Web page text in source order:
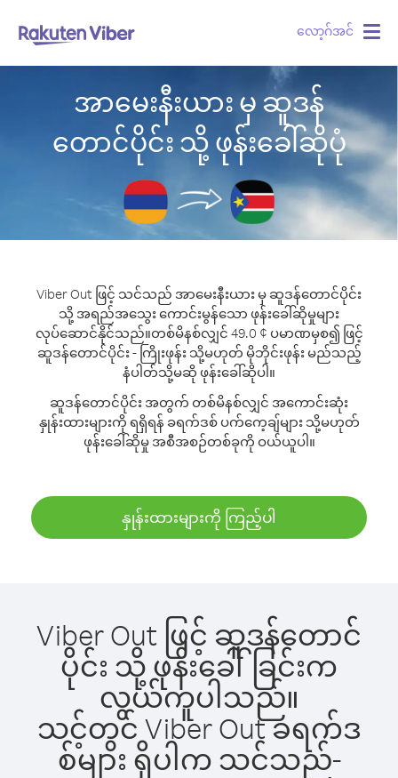
လော့ဂ်အင်
အာမေးနီးယား မှ ဆူဒန်
တောင်ပိုင်း သို့ ဖုန်းခေါ်ဆိုပုံ
Viber Out ဖြင့် သင်သည် အာမေးနီးယား မှ ဆူဒန်တောင်ပိုင်း
သို့ အရည်အသွေး ကောင်းမွန်သော ဖုန်းခေါ်ဆိုမှုများ
လုပ်ဆောင်နိုင်သည်။တစ်မိနစ်လျှင် 49.0 ¢ ပမာဏမှစ၍ ဖြင့်
ဆူဒန်တောင်ပိုင်း - ကြိုးဖုန်း သို့မဟုတ် မိုဘိုင်းဖုန်း မည်သည့်
နံပါတ်သို့မဆို ဖုန်းခေါ်ဆိုပါ။
ဆူဒန်တောင်ပိုင်း အတွက် တစ်မိနစ်လျှင် အကောင်းဆုံး
နှုန်းထားများကို ရရှိရန် ခရက်ဒစ် ပက်ကေ့ချ်များ သို့မဟုတ်
ဖုန်းခေါ်ဆိုမှု အစီအစဉ်တစ်ခုကို ဝယ်ယူပါ။
နှုန်းထားများကို ကြည့်ပါ
Viber Out ဖြင့် ဆူဒန်တောင်
ပိုင်း သို့ ဖုန်းခေါ်ခြင်းက
လွယ်ကူပါသည်။
သင့်တွင် Viber Out ခရက်ဒ
စ်များ ရှိပါက သင်သည်-